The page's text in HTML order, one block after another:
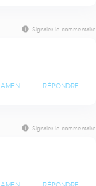
Signaler le commentaire
AMEN RÉPONDRE
Signaler le commentaire